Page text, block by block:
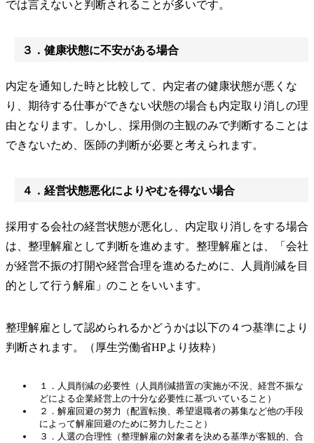
では言えないと判断されることが多いです。
３．健康状態に不安がある場合
内定を通知した時と比較して、内定者の健康状態が悪くな
り、期待する仕事ができない状態の場合も内定取り消しの理
由となります。しかし、採用側の主観のみで判断することは
できないため、医師の判断が必要と考えられます。
４．経営状態悪化によりやむを得ない場合
採用する会社の経営状態が悪化し、内定取り消しをする場合
は、整理解雇として判断を進めます。整理解雇とは、「会社
が経営不振の打開や経営合理を進めるために、人員削減を目
的として行う解雇」のことをいいます。
整理解雇として認められるかどうかは以下の４つ基準により
判断されます。（厚生労働省HPより抜粋）
１．人員削減の必要性（人員削減措置の実施が不況、経営不振な
どによる企業経営上の十分な必要性に基づいていること）
２．解雇回避の努力（配置転換、希望退職者の募集など他の手段
によって解雇回避のために努力したこと）
３．人選の合理性（整理解雇の対象者を決める基準が客観的、合